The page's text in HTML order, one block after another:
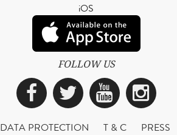
iOS
FOLLOW US
Facebook
Twitter
DATA PROTECTION T & C
PRESS